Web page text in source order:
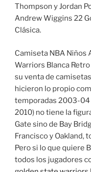
Thompson y Jordan
Andrew Wiggins 22
Clásica.
Camiseta NBA Niños
Warriors Blanca
su venta de
hicieron lo propio
temporadas 2003-04
2010) no tiene la
Gate sino de Bay
Francisco y Oakland,
Pero si lo que quiere
todos los jugadores